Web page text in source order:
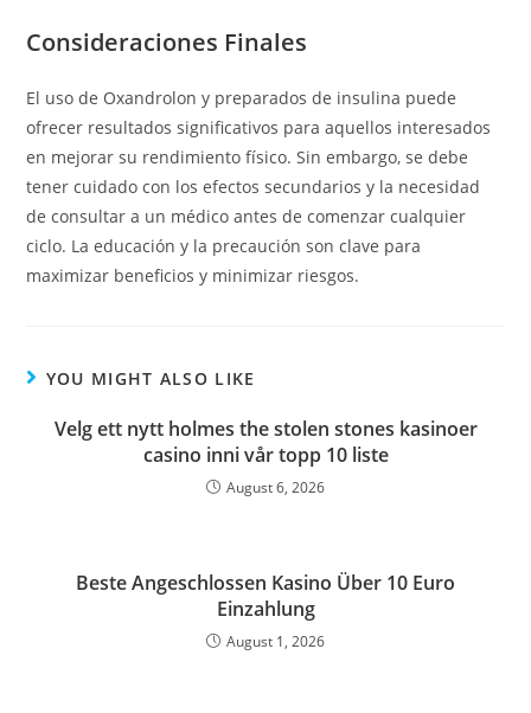
Consideraciones Finales
El uso de Oxandrolon y preparados de insulina puede
ofrecer resultados significativos para aquellos interesados
en mejorar su rendimiento físico. Sin embargo, se debe
tener cuidado con los efectos secundarios y la necesidad
de consultar a un médico antes de comenzar cualquier
ciclo. La educación y la precaución son clave para
maximizar beneficios y minimizar riesgos.
YOU MIGHT ALSO LIKE
Velg ett nytt holmes the stolen stones kasinoer
casino inni vår topp 10 liste
August 6, 2026
Beste Angeschlossen Kasino Über 10 Euro
Einzahlung
August 1, 2026